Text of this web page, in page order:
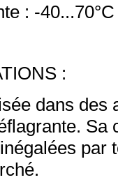
: -40...70°C
:
dans des
Sa
par